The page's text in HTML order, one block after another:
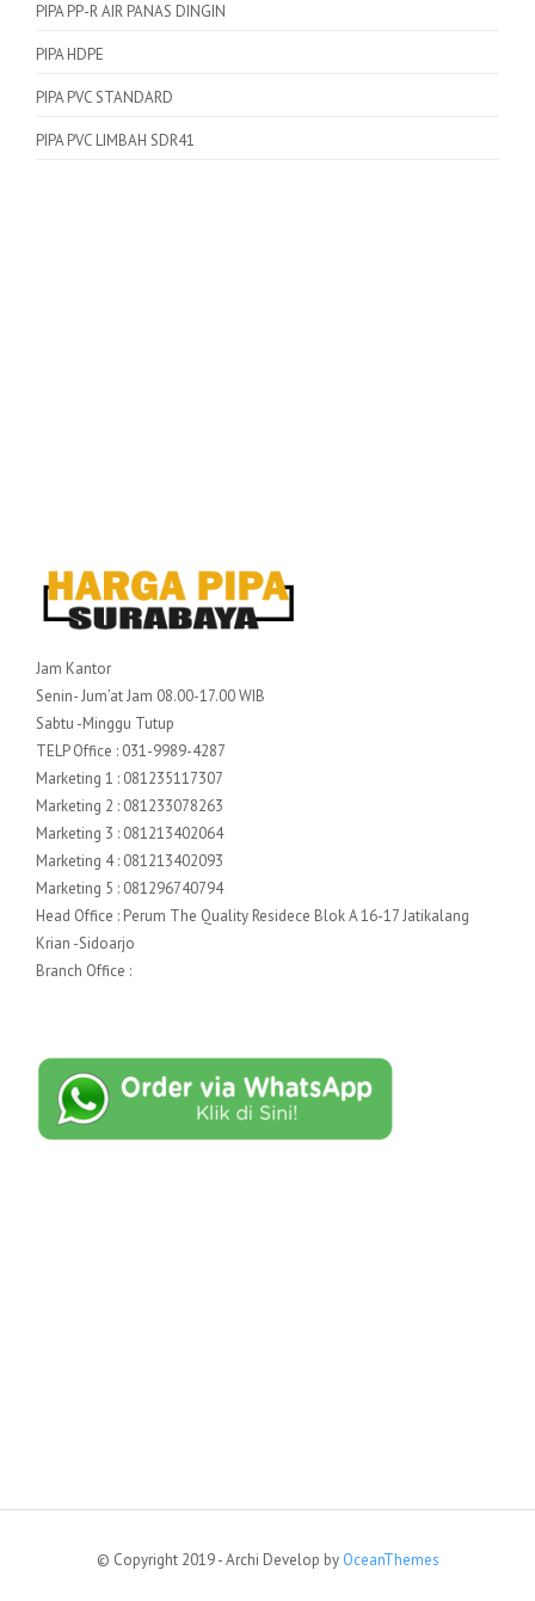
PIPA PP-R AIR PANAS DINGIN
PIPA HDPE
PIPA PVC STANDARD
PIPA PVC LIMBAH SDR41
Jam Kantor
Senin- Jum’at Jam 08.00-17.00 WIB
Sabtu -Minggu Tutup
TELP Office : 031-9989-4287
Marketing 1 : 081235117307
Marketing 2 : 081233078263
Marketing 3 : 081213402064
Marketing 4 : 081213402093
Marketing 5 : 081296740794
Head Office : Perum The Quality Residece Blok A 16-17 Jatikalang
Krian -Sidoarjo
Branch Office :
© Copyright 2019 - Archi Develop by OceanThemes